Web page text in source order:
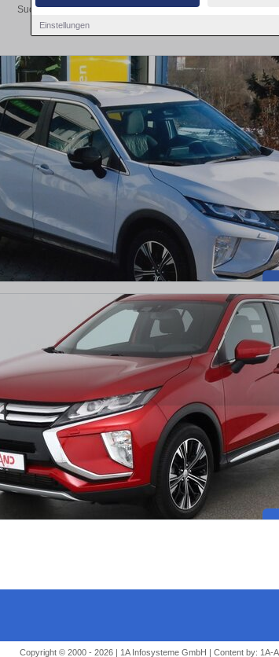
Einstellungen
Suchen Sie in Kahla einen Mitsubishi Eclipse Cross
Ausführungen
Copyright © 2000 - 2026 | 1A Infosysteme GmbH | Content by: 1A-